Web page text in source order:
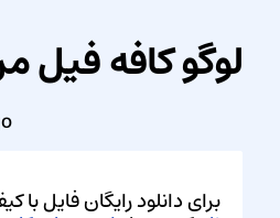
لوگو کافه فیل
برای دانلود رایگان فایل با